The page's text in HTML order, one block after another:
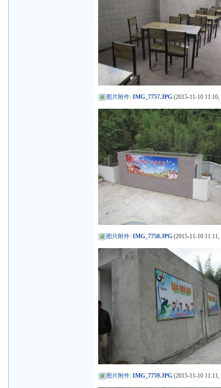
图片附件:IMG_7757.JPG (2015-11-10
图片附件:IMG_7758.JPG (2015-11-10
图片附件:IMG_7759.JPG (2015-11-10